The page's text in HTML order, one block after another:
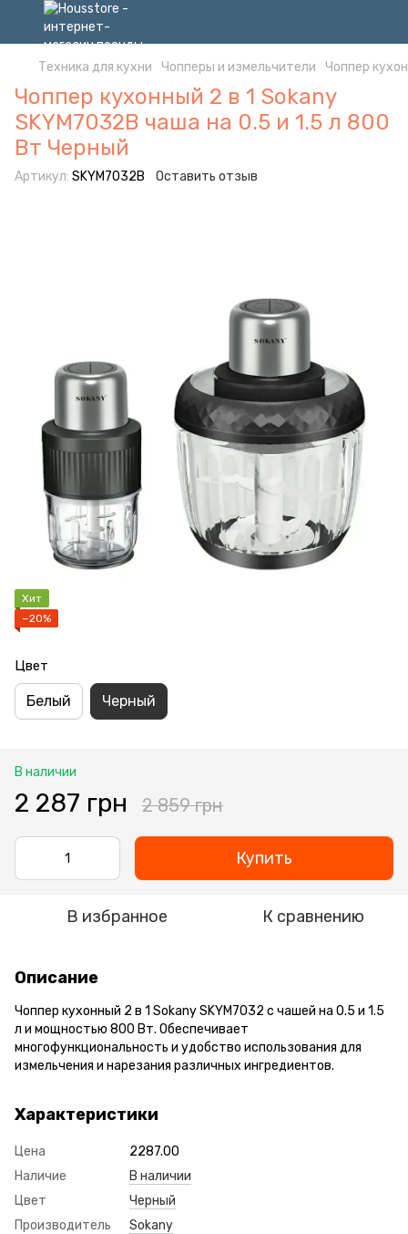
Техника для кухни Чопперы и измельчители Чоппер
Чоппер кухонный 2 в 1 Sokany
SKYM7032B чаша на 0.5 и 1.5 л 800
Вт Черный
Артикул: SKYM7032B Оставить отзыв
Хит
−20%
Цвет
Белый Черный
В наличии
2 287 грн 2 859 грн
Купить
В избранное К сравнению
Описание
Чоппер кухонный 2 в 1 Sokany SKYM7032 с чашей на 0.5 и 1.5
л и мощностью 800 Вт. Обеспечивает
многофункциональность и удобство использования для
измельчения и нарезания различных ингредиентов.
Характеристики
Цена
2287.00
Наличие
В наличии
Цвет
Черный
Производитель
Sokany